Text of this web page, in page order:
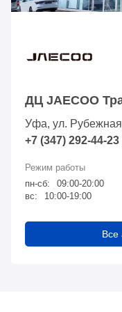
ДЦ JAECOO
Уфа, ул.
+7 (347) 292-44-23
пн-сб:
09:00-20:00
вс:
10:00-19:00
Все